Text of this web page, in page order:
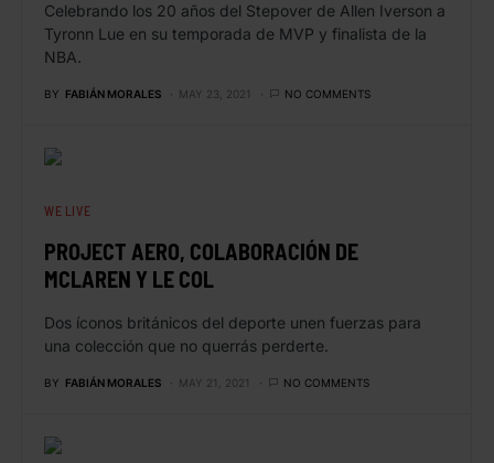
Celebrando los 20 años del Stepover de Allen Iverson a
Tyronn Lue en su temporada de MVP y finalista de la
NBA.
BY FABIÁN MORALES MAY 23, 2021 NO COMMENTS
WE LIVE
PROJECT AERO, COLABORACIÓN DE
MCLAREN Y LE COL
Dos íconos británicos del deporte unen fuerzas para
una colección que no querrás perderte.
BY FABIÁN MORALES MAY 21, 2021 NO COMMENTS